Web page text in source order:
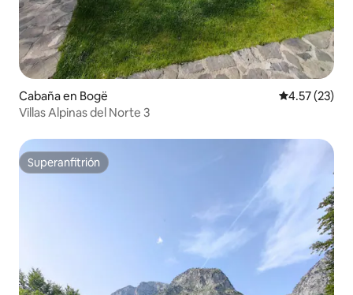
Cabaña en Bogë Calificación
4.57 (23)
Villas Alpinas del Norte 3
Superanfitrión
Superanfitrión